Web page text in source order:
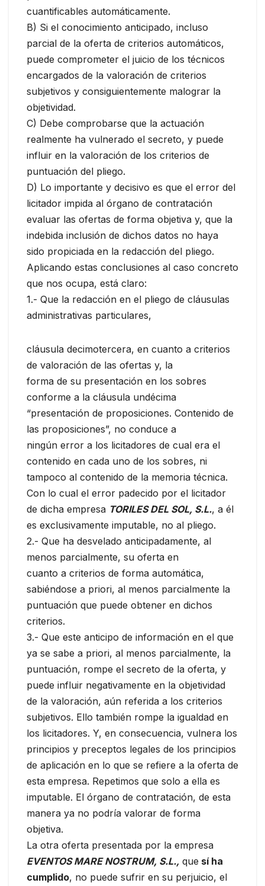
cuantificables automáticamente.
B) Si el conocimiento anticipado, incluso
parcial de la oferta de criterios automáticos,
puede comprometer el juicio de los técnicos
encargados de la valoración de criterios
subjetivos y consiguientemente malograr la
objetividad.
C) Debe comprobarse que la actuación
realmente ha vulnerado el secreto, y puede
influir en la valoración de los criterios de
puntuación del pliego.
D) Lo importante y decisivo es que el error del
licitador impida al órgano de contratación
evaluar las ofertas de forma objetiva y, que la
indebida inclusión de dichos datos no haya
sido propiciada en la redacción del pliego.
Aplicando estas conclusiones al caso concreto
que nos ocupa, está claro:
1.- Que la redacción en el pliego de cláusulas
administrativas particulares,
cláusula decimotercera, en cuanto a criterios
de valoración de las ofertas y, la
forma de su presentación en los sobres
conforme a la cláusula undécima
“presentación de proposiciones. Contenido de
las proposiciones”, no conduce a
ningún error a los licitadores de cual era el
contenido en cada uno de los sobres, ni
tampoco al contenido de la memoria técnica.
Con lo cual el error padecido por el licitador
de dicha empresa TORILES DEL SOL, S.L., a él
es exclusivamente imputable, no al pliego.
2.- Que ha desvelado anticipadamente, al
menos parcialmente, su oferta en
cuanto a criterios de forma automática,
sabiéndose a priori, al menos parcialmente la
puntuación que puede obtener en dichos
criterios.
3.- Que este anticipo de información en el que
ya se sabe a priori, al menos parcialmente, la
puntuación, rompe el secreto de la oferta, y
puede influir negativamente en la objetividad
de la valoración, aún referida a los criterios
subjetivos. Ello también rompe la igualdad en
los licitadores. Y, en consecuencia, vulnera los
principios y preceptos legales de los principios
de aplicación en lo que se refiere a la oferta de
esta empresa. Repetimos que solo a ella es
imputable. El órgano de contratación, de esta
manera ya no podría valorar de forma
objetiva.
La otra oferta presentada por la empresa
EVENTOS MARE NOSTRUM, S.L., que sí ha
cumplido, no puede sufrir en su perjuicio, el